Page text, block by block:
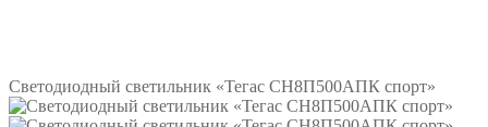
Светодиодный светильник «Тегас СН8П500АПК спорт»